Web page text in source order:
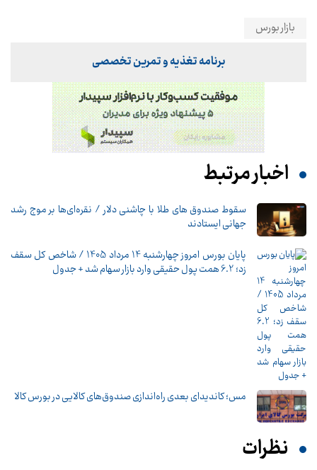
بازار بورس
برنامه تغذیه و تمرین تخصصی
اخبار مرتبط
سقوط صندوق های طلا با چاشنی دلار / نقره‌ای‌ها بر موج رشد
جهانی ایستادند
پایان بورس امروز چهارشنبه 14 مرداد 1405 / شاخص کل سقف
زد؛ 6.2 همت پول حقیقی وارد بازار سهام شد + جدول
مس؛ کاندیدای بعدی راه‌اندازی صندوق‌های کالایی در بورس کالا
نظرات